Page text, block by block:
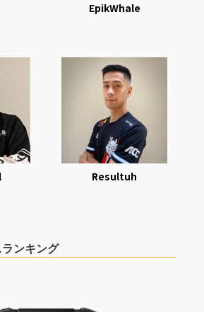
EpikWhale
Resultuh
ンキング